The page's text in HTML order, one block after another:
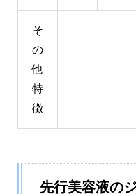
そ
の
他
特
徴
先行美容液の